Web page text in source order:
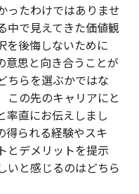
ったわけではありませ
中で見えてきた価値観
を後悔しないために
意思と向き合うことが
ちらを選ぶかではな
この先のキャリアにと
率直にお伝えしまし
得られる経験やスキ
とデメリットを提示
いと感じるのはどちら